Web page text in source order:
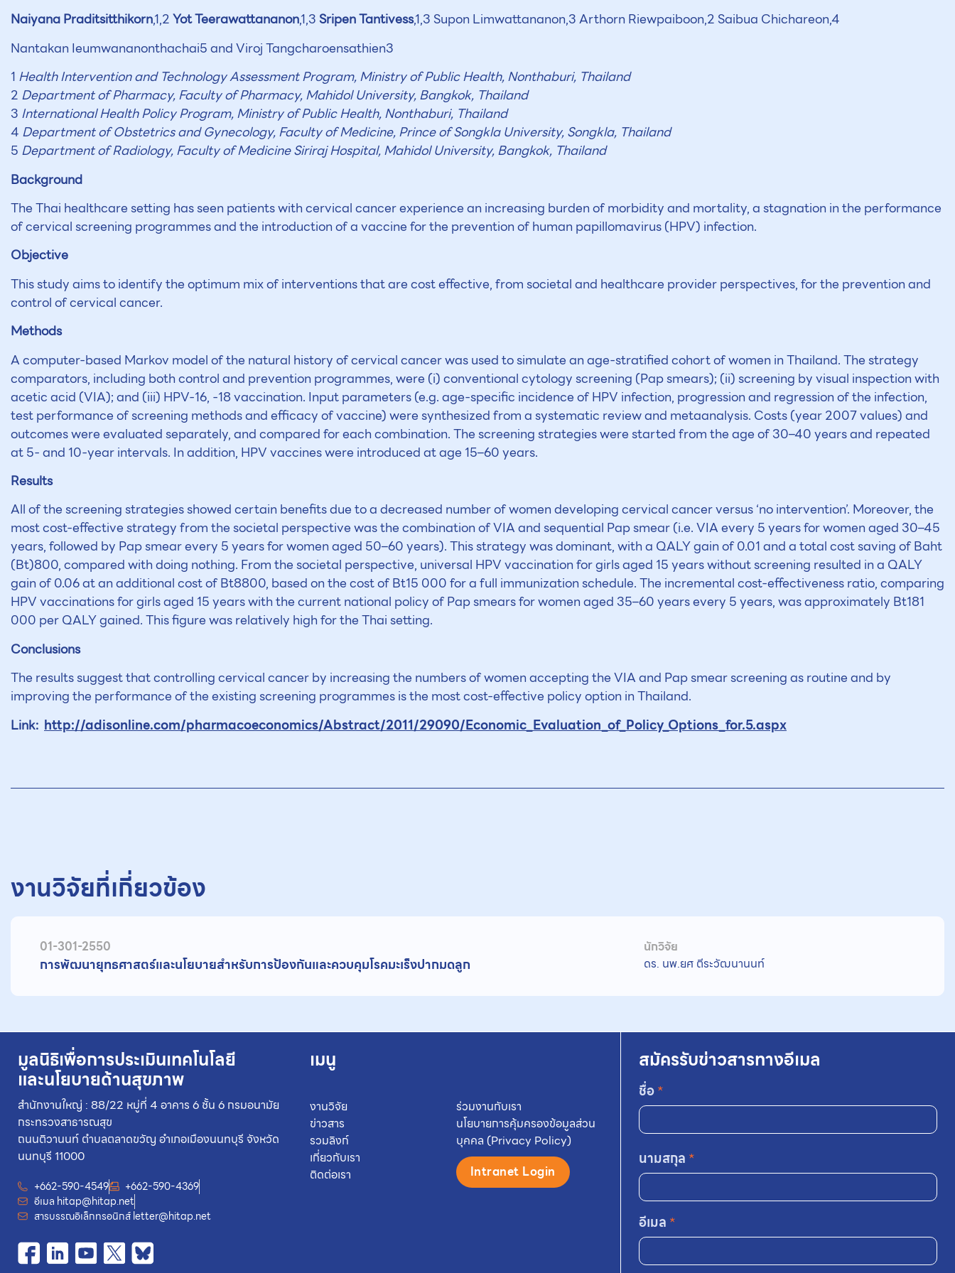
Naiyana Praditsitthikorn,1,2Yot Teerawattananon,1,3Sripen Tantivess,1,3 Supon Limwattananon,3 Arthorn Riewpaiboon,2 Saibua Chichareon,4
Nantakan Ieumwananonthachai5 and Viroj Tangcharoensathien3
1 Health Intervention and Technology Assessment Program, Ministry of Public Health, Nonthaburi, Thailand
2 Department of Pharmacy, Faculty of Pharmacy, Mahidol University, Bangkok, Thailand
3 International Health Policy Program, Ministry of Public Health, Nonthaburi, Thailand
4 Department of Obstetrics and Gynecology, Faculty of Medicine, Prince of Songkla University, Songkla, Thailand
5 Department of Radiology, Faculty of Medicine Siriraj Hospital, Mahidol University, Bangkok, Thailand
Background
The Thai healthcare setting has seen patients with cervical cancer experience an increasing burden of morbidity and mortality, a stagnation in the performance
of cervical screening programmes and the introduction of a vaccine for the prevention of human papillomavirus (HPV) infection.
Objective
This study aims to identify the optimum mix of interventions that are cost effective, from societal and healthcare provider perspectives, for the prevention and
control of cervical cancer.
Methods
A computer-based Markov model of the natural history of cervical cancer was used to simulate an age-stratified cohort of women in Thailand. The strategy
comparators, including both control and prevention programmes, were (i) conventional cytology screening (Pap smears); (ii) screening by visual inspection with
acetic acid (VIA); and (iii) HPV-16, -18 vaccination. Input parameters (e.g. age-specific incidence of HPV infection, progression and regression of the infection,
test performance of screening methods and efficacy of vaccine) were synthesized from a systematic review and metaanalysis. Costs (year 2007 values) and
outcomes were evaluated separately, and compared for each combination. The screening strategies were started from the age of 30–40 years and repeated
at 5- and 10-year intervals. In addition, HPV vaccines were introduced at age 15–60 years.
Results
All of the screening strategies showed certain benefits due to a decreased number of women developing cervical cancer versus ‘no intervention’. Moreover, the
most cost-effective strategy from the societal perspective was the combination of VIA and sequential Pap smear (i.e. VIA every 5 years for women aged 30–45
years, followed by Pap smear every 5 years for women aged 50–60 years). This strategy was dominant, with a QALY gain of 0.01 and a total cost saving of Baht
(Bt)800, compared with doing nothing. From the societal perspective, universal HPV vaccination for girls aged 15 years without screening resulted in a QALY
gain of 0.06 at an additional cost of Bt8800, based on the cost of Bt15 000 for a full immunization schedule. The incremental cost-effectiveness ratio, comparing
HPV vaccinations for girls aged 15 years with the current national policy of Pap smears for women aged 35–60 years every 5 years, was approximately Bt181
000 per QALY gained. This figure was relatively high for the Thai setting.
Conclusions
The results suggest that controlling cervical cancer by increasing the numbers of women accepting the VIA and Pap smear screening as routine and by
improving the performance of the existing screening programmes is the most cost-effective policy option in Thailand.
Link: http://adisonline.com/pharmacoeconomics/Abstract/2011/29090/Economic_Evaluation_of_Policy_Options_for.5.aspx
งานวิจัยที่เกี่ยวข้อง
01-301-2550
การพัฒนายุทธศาสตร์และนโยบายสำหรับการป้องกันและควบคุมโรคมะเร็งปากมดลูก
นักวิจัย
ดร. นพ.ยศ ตีระวัฒนานนท์
มูลนิธิเพื่อการประเมินเทคโนโลยี
และนโยบายด้านสุขภาพ
สำนักงานใหญ่ : 88/22 หมู่ที่ 4 อาคาร 6 ชั้น 6 กรมอนามัย
กระทรวงสาธารณสุข
ถนนติวานนท์ ตำบลตลาดขวัญ อำเภอเมืองนนทบุรี จังหวัด
นนทบุรี 11000
+662-590-4549
+662-590-4369
อีเมล hitap@hitap.net
สารบรรณอิเล็กทรอนิกส์letter@hitap.net
เมนู
งานวิจัย
ข่าวสาร
รวมลิงก์
เกี่ยวกับเรา
ติดต่อเรา
ร่วมงานกับเรา
นโยบายการคุ้มครองข้อมูลส่วน
บุคคล (Privacy Policy)
Intranet Login
สมัครรับข่าวสารทางอีเมล
ชื่อ*
นามสกุล *
อีเมล *